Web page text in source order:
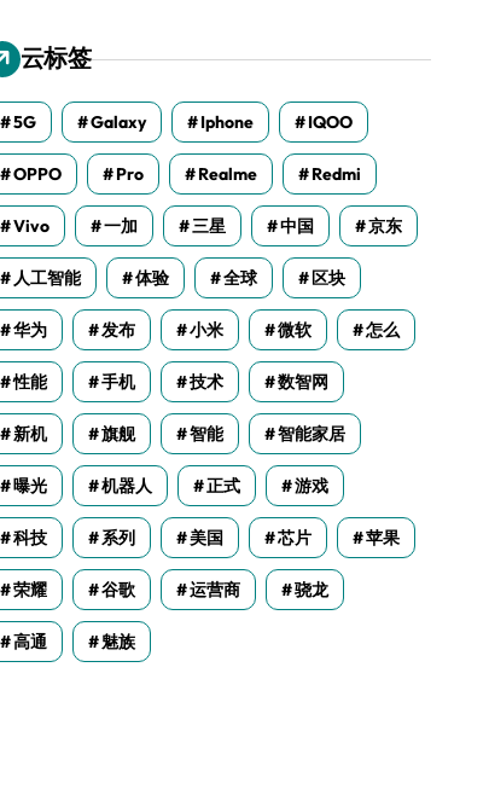
云标签
5G Galaxy Iphone IQOO
OPPO Pro Realme Redmi
Vivo 一加 三星 中国 京东
人工智能 体验 全球 区块
华为 发布 小米 微软 怎么
性能 手机 技术 数智网
新机 旗舰 智能 智能家居
曝光 机器人 正式 游戏
科技 系列 美国 芯片 苹果
荣耀 谷歌 运营商 骁龙
高通 魅族